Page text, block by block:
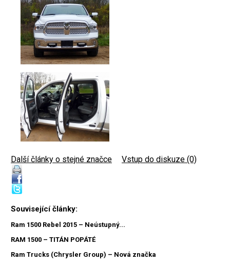
Další články o stejné značce Vstup do diskuze (0)
Související články:
Ram 1500 Rebel 2015 – Neústupný...
RAM 1500 – TITÁN POPÁTÉ
Ram Trucks (Chrysler Group) – Nová značka